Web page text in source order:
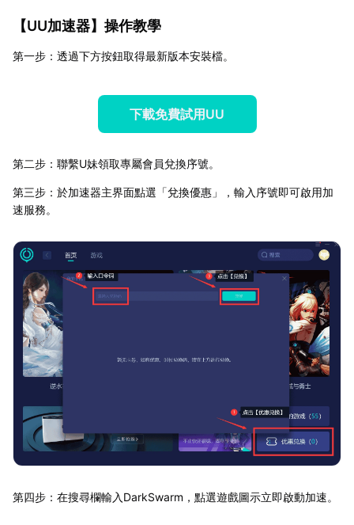
【UU加速器】操作教學
第一步：透過下方按鈕取得最新版本安裝檔。
下載免費試用UU
第二步：聯繫U妹領取專屬會員兌換序號。
第三步：於加速器主界面點選「兌換優惠」，輸入序號即可啟用加
速服務。
第四步：在搜尋欄輸入DarkSwarm，點選遊戲圖示立即啟動加速。